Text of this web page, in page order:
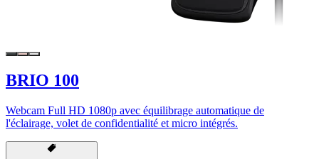
BRIO 100
Webcam Full HD 1080p avec équilibrage automatique de
l'éclairage, volet de confidentialité et micro intégrés.